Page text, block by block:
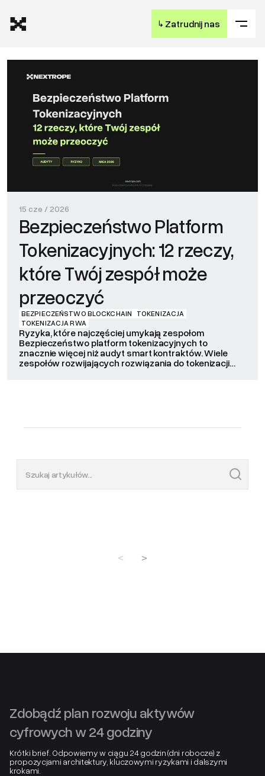
↳ Zatrudnij nas
15 cze / 2026
Bezpieczeństwo Platform
Tokenizacyjnych: 12 rzeczy,
które Twój zespół może
przeoczyć
BEZPIECZEŃSTWO BLOCKCHAIN
TOKENIZACJA
TOKENIZACJA RWA
Ryzyka, które najczęściej umykają zespołom
Bezpieczeństwo platform tokenizacyjnych to
znacznie więcej niż audyt smart kontraktów. Wiele
zespołów rozwijających rozwiązania do tokenizacji
Zdobądź plan rozwoju aktywów
cyfrowych w 24 godziny
Krótki brief. Odpowiemy w ciągu 24 godzin (dni robocze) z
propozycjami architektury, kluczowymi ryzykami i dalszymi
krokami.